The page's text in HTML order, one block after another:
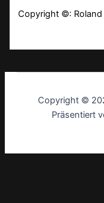
Copyright ©: Roland
Copyright ©
Präsentiert